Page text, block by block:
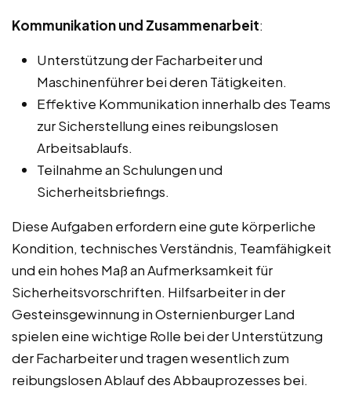
Kommunikation und Zusammenarbeit:
Unterstützung der Facharbeiter und
Maschinenführer bei deren Tätigkeiten.
Effektive Kommunikation innerhalb des Teams
zur Sicherstellung eines reibungslosen
Arbeitsablaufs.
Teilnahme an Schulungen und
Sicherheitsbriefings.
Diese Aufgaben erfordern eine gute körperliche
Kondition, technisches Verständnis, Teamfähigkeit
und ein hohes Maß an Aufmerksamkeit für
Sicherheitsvorschriften. Hilfsarbeiter in der
Gesteinsgewinnung in Osternienburger Land
spielen eine wichtige Rolle bei der Unterstützung
der Facharbeiter und tragen wesentlich zum
reibungslosen Ablauf des Abbauprozesses bei.